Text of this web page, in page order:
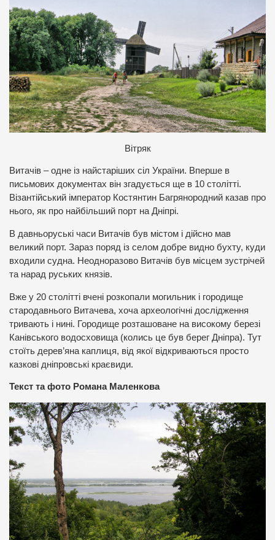
Вітряк
Витачів – одне із найстаріших сіл України. Вперше в
письмових документах він згадується ще в 10 столітті.
Візантійський імператор Костянтин Багрянородний казав про
нього, як про найбільший порт на Дніпрі.
В давньоруські часи Витачів був містом і дійсно мав
великий порт. Зараз поряд із селом добре видно бухту, куди
входили судна. Неодноразово Витачів був місцем зустрічей
та нарад руських князів.
Вже у 20 столітті вчені розкопали могильник і городище
стародавнього Витачева, хоча археологічні дослідження
тривають і нині. Городище розташоване на високому березі
Канівського водосховища (колись це був берег Дніпра). Тут
стоїть дерев’яна каплиця, від якої відкриваються просто
казкові дніпровські краєвиди.
Текст та фото Романа Маленкова